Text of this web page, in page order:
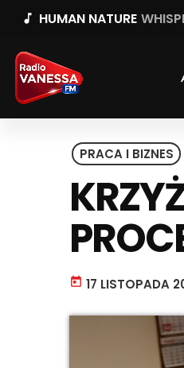
music_note HUMAN NATURE
PRACA I BIZNES
today 17 LISTOPADA